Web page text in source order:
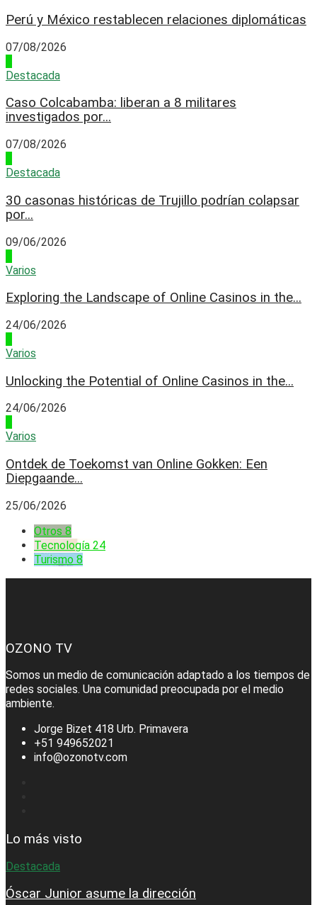
Perú y México restablecen relaciones diplomáticas
07/08/2026
Destacada
Caso Colcabamba: liberan a 8 militares
investigados por...
07/08/2026
Destacada
30 casonas históricas de Trujillo podrían colapsar
por...
09/06/2026
Varios
Exploring the Landscape of Online Casinos in the...
24/06/2026
Varios
Unlocking the Potential of Online Casinos in the...
24/06/2026
Varios
Ontdek de Toekomst van Online Gokken: Een
Diepgaande...
25/06/2026
Otros 8
Tecnología 24
Turismo 8
OZONO TV
Somos un medio de comunicación adaptado a los tiempos de
redes sociales. Una comunidad preocupada por el medio
ambiente.
Jorge Bizet 418 Urb. Primavera
+51 949652021
info@ozonotv.com
Lo más visto
Destacada
Óscar Junior asume la dirección